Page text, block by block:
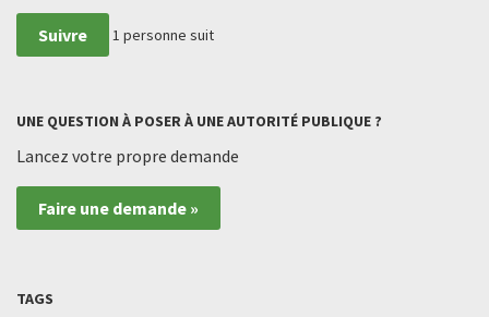
Suivre 1 personne suit
UNE QUESTION À POSER À UNE AUTORITÉ PUBLIQUE ?
Lancez votre propre demande
Faire une demande »
TAGS